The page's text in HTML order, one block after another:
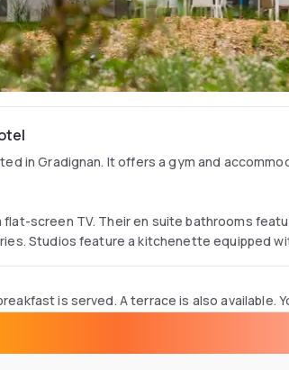
in Gradignan. It offers a gym and
flat-screen TV. Their en suite bathrooms
Studios feature a kitchenette equipped
is served. A terrace is also available.